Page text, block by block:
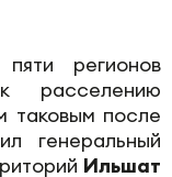
регионов
расселению
таковым после
генеральный
Ильшат